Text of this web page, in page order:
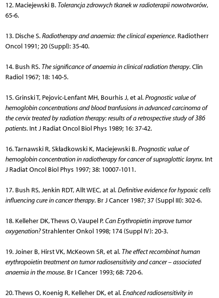
12. Maciejewski B. Tolerancja zdrowych tkanek w radioterapii nowotworów,
65-6.
13. Dische S.Radiotherapy and anaemia: the clinical experience. Radiotherr
Oncol 1991; 20 (Suppl): 35-40.
14. Bush RS. The significance of anaemia in clinical radiation therapy. Clin
Radiol 1967; 18: 140-5.
15. Grinski T, Pejovic-Lenfant MH, Bourhis J, et al.Prognostic value of
hemoglobin concentrations and blood tranfusions in advanced carcinoma of
the cervix treated by radiation therapy: results of a retrospective study of 386
patients. Int J Radiat Oncol Biol Phys 1989; 16: 37-42.
16. Tarnawski R, Składkowski K, Maciejewski B.Prognostic value of
hemoglobin concentration in radiotherapy for cancer of supraglottic larynx. Int
J Radiat Oncol Biol Phys 1997; 38: 10007-1011.
17. Bush RS, Jenkin RDT, Allt WEC, at al.Definitive evidence for hypoxic cells
influencing cure in cancer therapy. Br J Cancer 1987; 37 (Suppl III): 302-6.
18. Kelleher DK, Thews O, Vaupel P.Can Erythropietin improve tumor
oxygenation?Strahlenter Onkol 1998; 174 (Suppl IV): 20-3.
19. Joiner B, Hirst VK, McKeown SR, et al. The effect recombinat human
erythropoietin treatment on tumor radiosensitivity and cancer – associated
anaemia in the mouse. Br I Cancer 1993; 68: 720-6.
20. Thews O, Koenig R, Kelleher DK, et al.Enahced radiosensitivity in